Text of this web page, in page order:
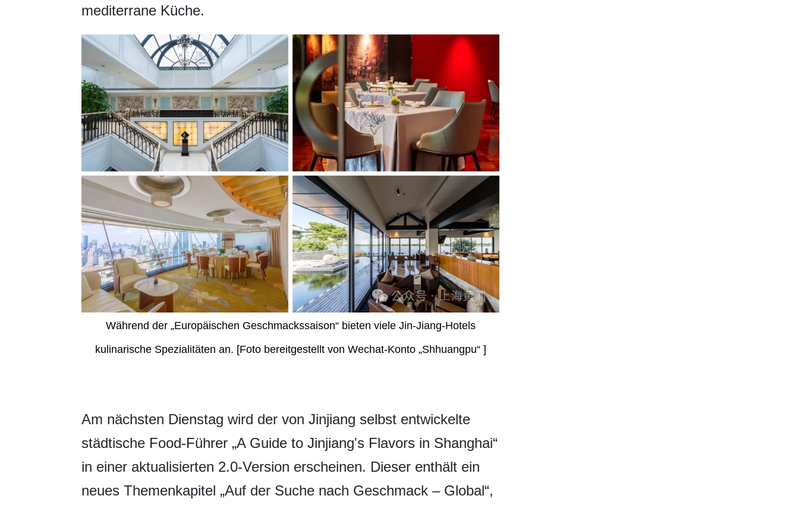
mediterrane Küche.
Während der „Europäischen Geschmackssaison“ bieten viele Jin-Jiang-Hotels
kulinarische Spezialitäten an. [Foto bereitgestellt von Wechat-Konto „Shhuangpu“ ]
Am nächsten Dienstag wird der von Jinjiang selbst entwickelte
städtische Food-Führer „A Guide to Jinjiang's Flavors in Shanghai“
in einer aktualisierten 2.0-Version erscheinen. Dieser enthält ein
neues Themenkapitel „Auf der Suche nach Geschmack – Global“,